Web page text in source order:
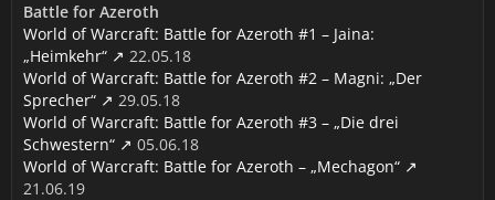
Battle for Azeroth
World of Warcraft: Battle for Azeroth #1 – Jaina:
„Heimkehr“
22.05.18
World of Warcraft: Battle for Azeroth #2 – Magni: „Der
Sprecher“
29.05.18
World of Warcraft: Battle for Azeroth #3 – „Die drei
Schwestern“
05.06.18
World of Warcraft: Battle for Azeroth – „Mechagon“
21.06.19